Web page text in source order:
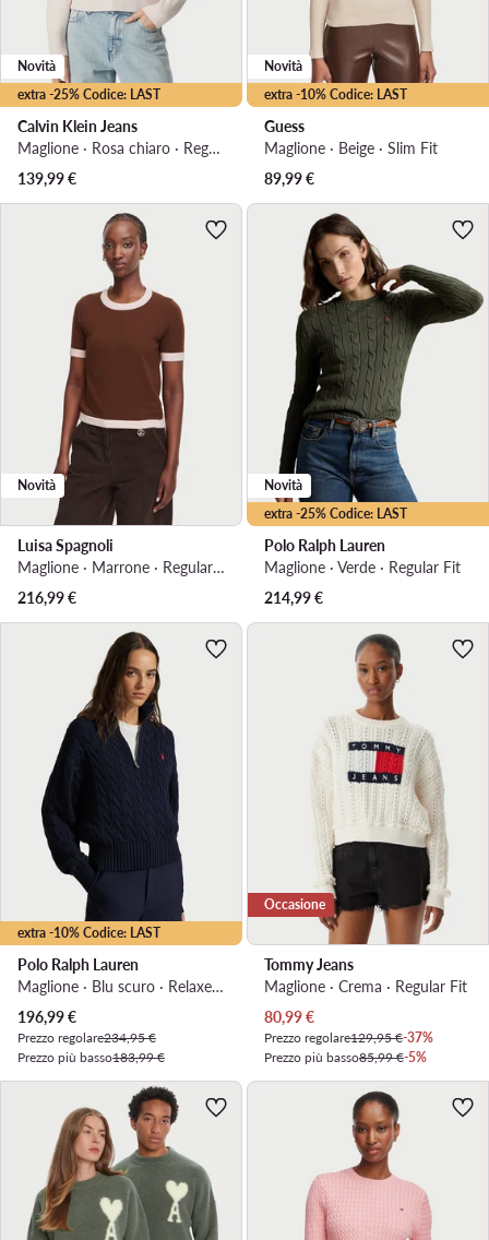
extra -25% Codice: LAST
Novità
Calvin Klein Jeans
Maglione · Rosa chiaro · Regular Fit
139,99€
extra -10% Codice: LAST
Novità
Guess
Maglione · Beige · Slim Fit
89,99€
Novità
Luisa Spagnoli
Maglione · Marrone · Regular Fit
216,99€
extra -25% Codice: LAST
Novità
Polo Ralph Lauren
Maglione · Verde · Regular Fit
214,99€
extra -10% Codice: LAST
Polo Ralph Lauren
Maglione · Blu scuro · Relaxed Fit
Prezzo attuale
196,99€
Prezzo regolare234,95 €
Prezzo più basso183,99 €
Occasione
Tommy Jeans
Maglione · Crema · Regular Fit
Prezzo attuale
80,99€
Prezzo regolare129,95 €-37%
Prezzo più basso85,99 €-5%